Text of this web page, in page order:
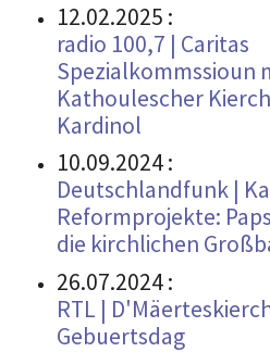
12.02.2025 :
radio 100,7 | Caritas
Spezialkommssioun
Kathoulescher
Kardinol
10.09.2024:
Deutschlandfunk |
Reformprojekte:
die kirchlichen
26.07.2024:
RTL |
Gebuertsdag